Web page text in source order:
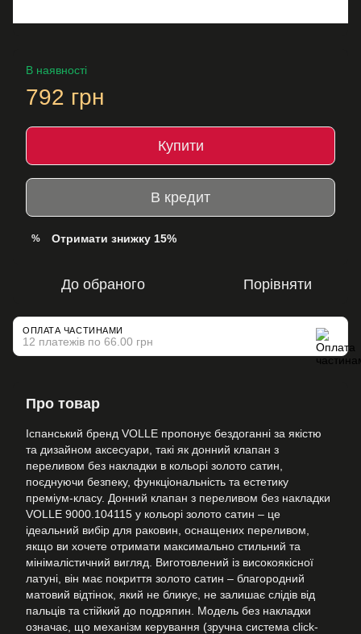
В наявності
792 грн
Купити
В кредит
% Отримати знижку 15%
До обраного Порівняти
ОПЛАТА ЧАСТИНАМИ
12 платежів по 66.00 грн
Про товар
Іспанський бренд VOLLE пропонує бездоганні за якістю
та дизайном аксесуари, такі як донний клапан з
переливом без накладки в кольорі золото сатин,
поєднуючи безпеку, функціональність та естетику
преміум-класу. Донний клапан з переливом без накладки
VOLLE 9000.104115 у кольорі золото сатин – це
ідеальний вибір для раковин, оснащених переливом,
якщо ви хочете отримати максимально стильний та
мінімалістичний вигляд. Виготовлений із високоякісної
латуні, він має покриття золото сатин – благородний
матовий відтінок, який не бликує, не залишає слідів від
пальців та стійкий до подряпин. Модель без накладки
означає, що механізм керування (зручна система click-